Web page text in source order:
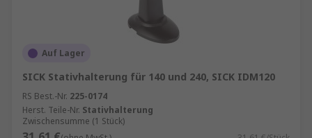
Auf Lager
SICK Stativhalterung für 140 und 240, SICK IDM120
RS Best.-Nr. 225-0174
Herst. Teile-Nr. Stativhalterung
Zwischensumme (1 Stück)